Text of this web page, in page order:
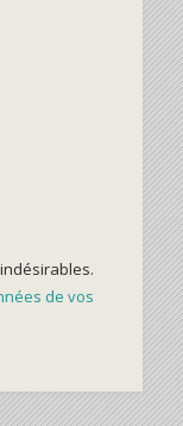
de vos